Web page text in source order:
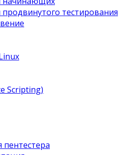
продвинутого тестирования
Scripting)